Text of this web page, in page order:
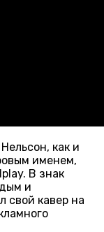
как и
именем,
В знак
и
свой кавер на